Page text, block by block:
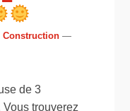
Construction —
de 3
trouverez